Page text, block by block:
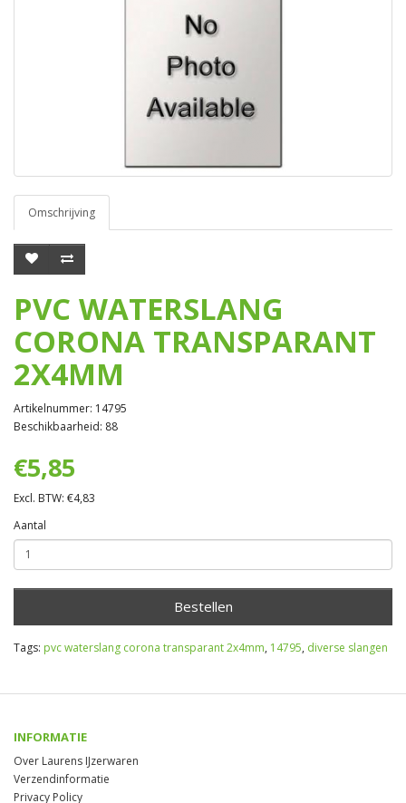
Omschrijving
PVC WATERSLANG
CORONA TRANSPARANT
2X4MM
Artikelnummer: 14795
Beschikbaarheid: 88
€5,85
Excl. BTW: €4,83
Aantal
Bestellen
Tags: pvc waterslang corona transparant 2x4mm, 14795, diverse slangen
INFORMATIE
Over Laurens IJzerwaren
Verzendinformatie
Privacy Policy